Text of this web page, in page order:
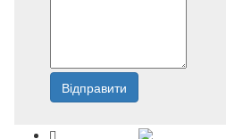
Відправити